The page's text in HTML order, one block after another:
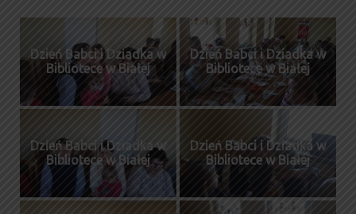
Dzień Babci i Dziadka w
Bibliotece w Białej
Dzień Babci i Dziadka w
Bibliotece w Białej
Dzień Babci i Dziadka w
Bibliotece w Białej
Dzień Babci i Dziadka w
Bibliotece w Białej